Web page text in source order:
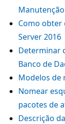
Como obter
Server 2016
Determinar
Banco de
Modelos de
Nomear
pacotes de
Descrição